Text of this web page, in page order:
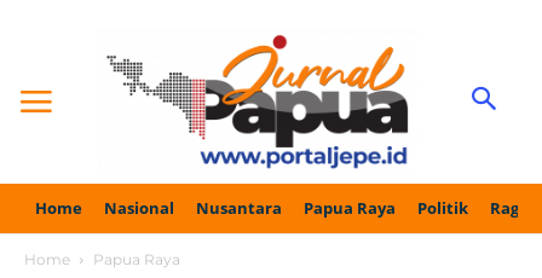
Home Nasional Nusantara Papua Raya Politik
Home Papua Raya